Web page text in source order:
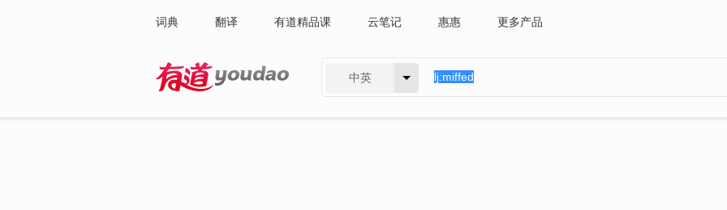
词典 翻译 有道精品课 云笔记 惠惠 更多产品
中英